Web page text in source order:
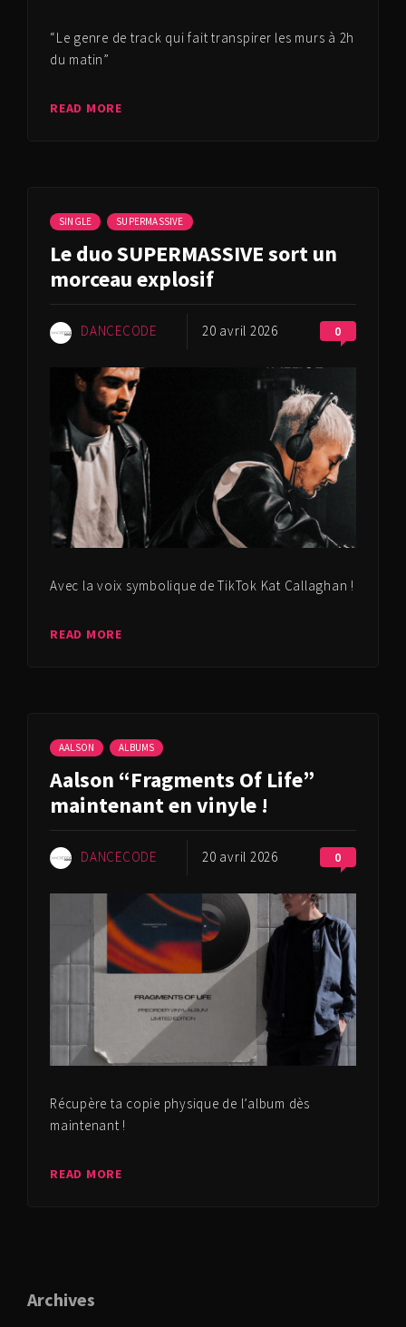
“Le genre de track qui fait transpirer les murs à 2h
du matin”
READ MORE
SINGLE SUPERMASSIVE
Le duo SUPERMASSIVE sort un
morceau explosif
DANCECODE 20 avril 2026 0
Avec la voix symbolique de TikTok Kat Callaghan !
READ MORE
AALSON ALBUMS
Aalson “Fragments Of Life”
maintenant en vinyle !
DANCECODE 20 avril 2026 0
Récupère ta copie physique de l’album dès
maintenant !
READ MORE
Archives